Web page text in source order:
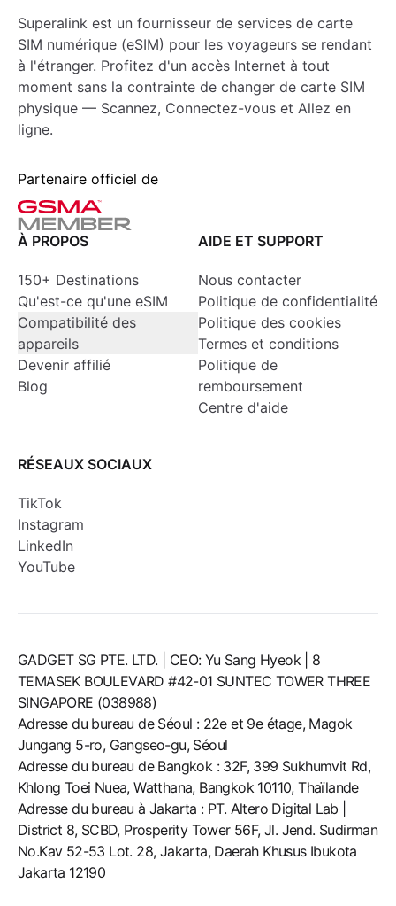
Superalink est un fournisseur de services de carte
SIM numérique (eSIM) pour les voyageurs se rendant
à l'étranger. Profitez d'un accès Internet à tout
moment sans la contrainte de changer de carte SIM
physique — Scannez, Connectez-vous et Allez en
ligne.
Partenaire officiel de
À PROPOS
150+ Destinations
Qu'est-ce qu'une eSIM
Compatibilité des
appareils
Devenir affilié
Blog
AIDE ET SUPPORT
Nous contacter
Politique de confidentialité
Politique des cookies
Termes et conditions
Politique de
remboursement
Centre d'aide
RÉSEAUX SOCIAUX
TikTok
Instagram
LinkedIn
YouTube
GADGET SG PTE. LTD. | CEO: Yu Sang Hyeok | 8
TEMASEK BOULEVARD #42-01 SUNTEC TOWER THREE
SINGAPORE (038988)
Adresse du bureau de Séoul : 22e et 9e étage, Magok
Jungang 5-ro, Gangseo-gu, Séoul
Adresse du bureau de Bangkok : 32F, 399 Sukhumvit Rd,
Khlong Toei Nuea, Watthana, Bangkok 10110, Thaïlande
Adresse du bureau à Jakarta : PT. Altero Digital Lab |
District 8, SCBD, Prosperity Tower 56F, Jl. Jend. Sudirman
No.Kav 52-53 Lot. 28, Jakarta, Daerah Khusus Ibukota
Jakarta 12190